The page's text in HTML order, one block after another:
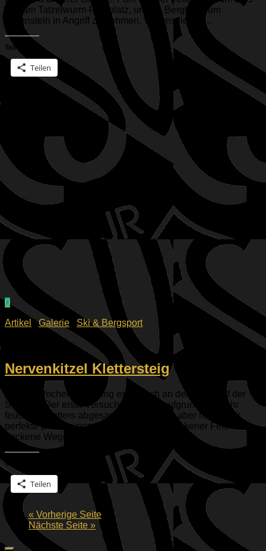
Uhr am Tatzelwurm-Parkplatz, um die Bergtour zum
Brünnstein in Angriff zu nehmen. Vor uns liegen...
Teilen mit:
Teilen
0
Artikel /Galerie
Ski & Bergsport
Nervenkitzel Klettersteig
Dieses Wochenende ging es endlich an den Oberlauf der
Schutter. Der erste Versuch war noch aufgrund des sehr
feuchten Wetters abgesagt worden. Jetzt aber haben wir
perfekte Bedingungen: Sonnenschein, trockener Fels und
trockene Wege....
Teilen mit:
Teilen
« Vorherige Seite
Nächste Seite »